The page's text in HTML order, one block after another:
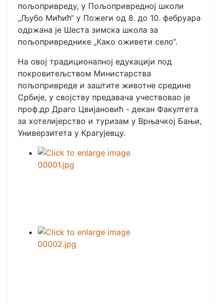
пољопривреду, у Пољопривредној школи
„Љубо Мићић“ у Пожеги од 8. до 10. фебруара
одржана је Шеста зимска школа за
пољопривреднике „Како оживети село“.
На овој традиционалној едукацији под
покровитељством Министарства
пољопривреде и заштите животне средине
Србије, у својству предавача учествовао је
проф.др Драго Цвијановић - декан Факултета
за хотелијерство и туризам у Врњачкој Бањи,
Универзитета у Крагујевцу.